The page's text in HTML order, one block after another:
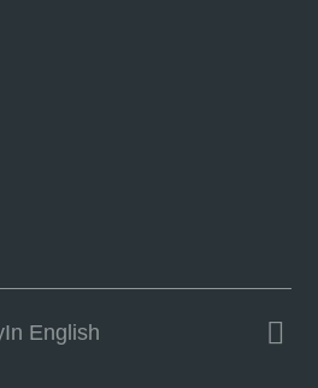
In English